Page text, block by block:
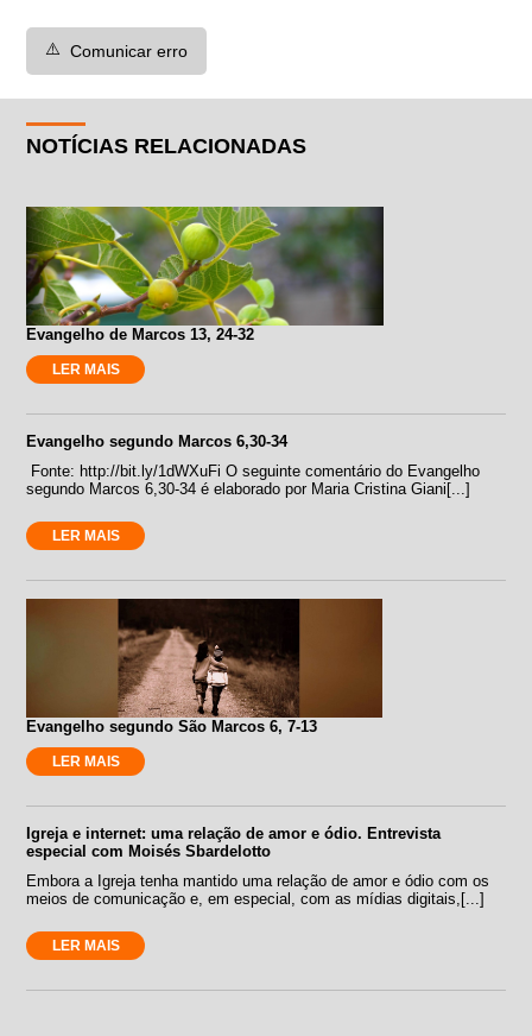
⚠️ Comunicar erro
NOTÍCIAS RELACIONADAS
Evangelho de Marcos 13, 24-32
LER MAIS
Evangelho segundo Marcos 6,30-34
Fonte: http://bit.ly/1dWXuFi O seguinte comentário do Evangelho
segundo Marcos 6,30-34 é elaborado por Maria Cristina Giani[...]
LER MAIS
Evangelho segundo São Marcos 6, 7-13
LER MAIS
Igreja e internet: uma relação de amor e ódio. Entrevista
especial com Moisés Sbardelotto
Embora a Igreja tenha mantido uma relação de amor e ódio com os
meios de comunicação e, em especial, com as mídias digitais,[...]
LER MAIS